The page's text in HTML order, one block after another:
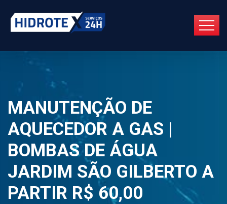
MANUTENÇÃO DE
AQUECEDOR A GAS |
BOMBAS DE ÁGUA
JARDIM SÃO GILBERTO A
PARTIR R$ 60,00